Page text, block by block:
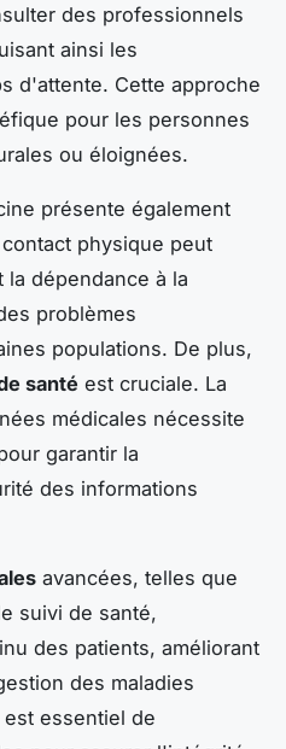
des professionnels
ainsi les
d'attente. Cette approche
pour les personnes
ou éloignées.
présente également
physique peut
dépendance à la
problèmes
populations. De plus,
santé est cruciale. La
médicales nécessite
garantir la
des informations
avancées, telles que
suivi de santé,
des patients, améliorant
des maladies
essentiel de